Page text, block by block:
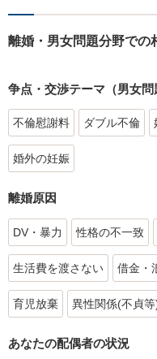
離婚・男女問題分野での
争点・交渉テーマ（男女問
不倫慰謝料 ダブル不倫
婚外の妊娠
離婚原因
DV・暴力 性格の不一致
生活費を渡さない 借金・
育児放棄 異性関係(不貞等
あなたの配偶者の状況